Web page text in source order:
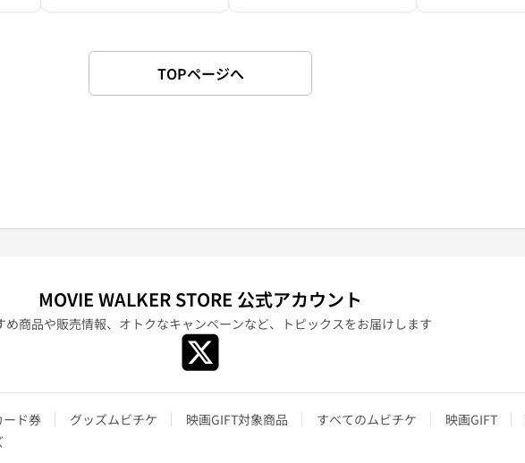
TOPページへ
MOVIE WALKER STORE 公式アカウント
め商品や販売情報、オトクなキャンペーンなど、 トピックスをお届けします
ド券 グッズムビチケ 映画GIFT対象商品 すべてのムビチケ 映画GIFT